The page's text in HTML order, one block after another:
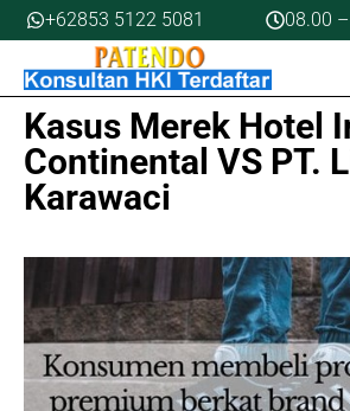
Skip
to
content
+62853 5122 5081 08.00
Kasus Merek Hotel
Continental VS PT.
Karawaci